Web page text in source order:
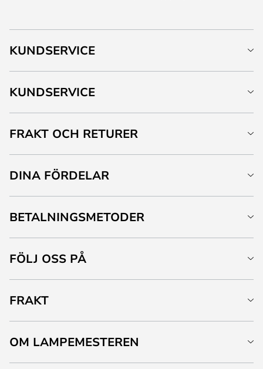
KUNDSERVICE
KUNDSERVICE
FRAKT OCH RETURER
DINA FÖRDELAR
BETALNINGSMETODER
FÖLJ OSS PÅ
FRAKT
OM LAMPEMESTEREN